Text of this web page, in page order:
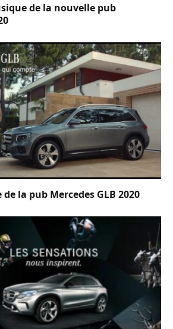
de la nouvelle pub
la pub Mercedes GLB 2020